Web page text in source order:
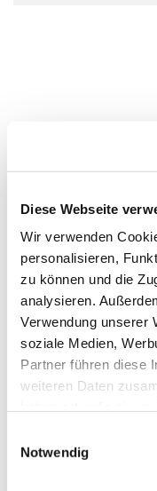
Diese Webseite
Wir verwenden
personalisieren,
zu können und die
analysieren.
Verwendung unserer
soziale Medien,
Partner führen diese
weiteren Daten
Notwendig
Dies